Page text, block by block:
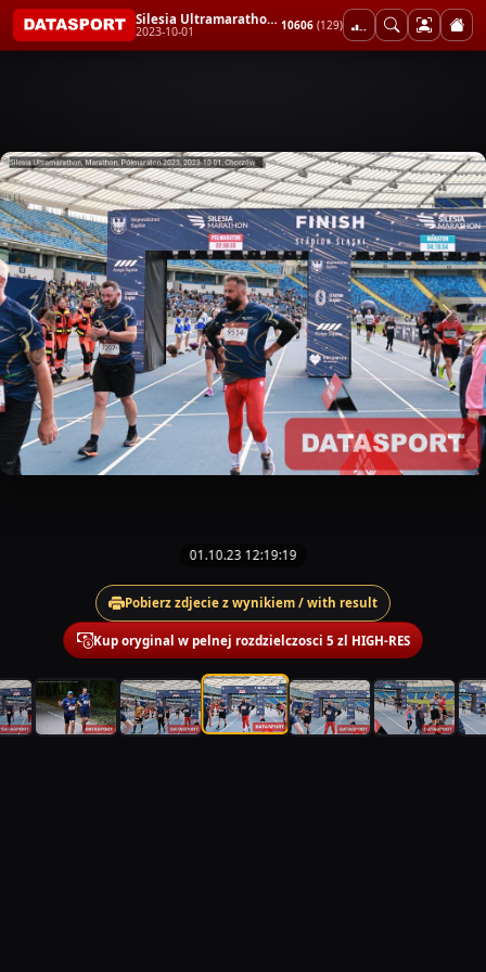
Silesia Ultramarathon, Marathon, Półmaraton 2023
2023-10-01 10606 (129)
01.10.23 12:19:19
Pobierz zdjecie z wynikiem / with result
Kup oryginal w pelnej rozdzielczosci 5 zl HIGH-RES